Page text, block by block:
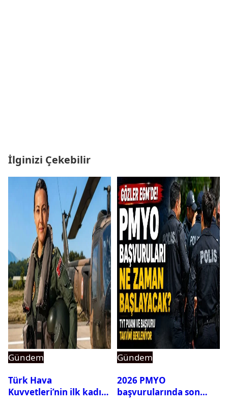
İlginizi Çekebilir
Gündem
Türk Hava
Kuvvetleri’nin ilk kadın
Gündem
2026 PMYO
başvurularında son